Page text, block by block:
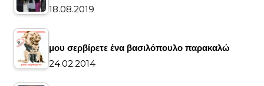
18.08.2019
μου σερβίρετε ένα βασιλόπουλο παρακαλώ
24.02.2014